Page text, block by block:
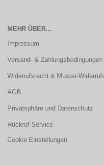
MEHR ÜBER...
Impressum
Versand- & Zahlungsbedingungen
Widerrufsrecht & Muster-
AGB
Privatsphäre und Datenschutz
Rückruf-Service
Cookie Einstellungen